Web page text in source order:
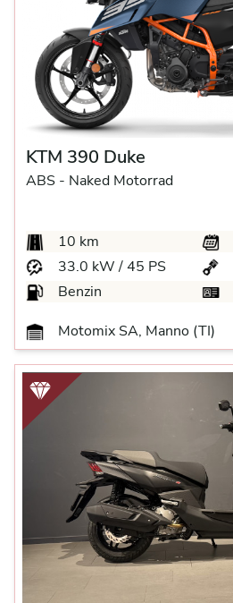
KTM 390 Duke
ABS - Naked Motorrad
10 km
33.0 kW / 45 PS
Benzin
Motomix SA, Manno (TI)